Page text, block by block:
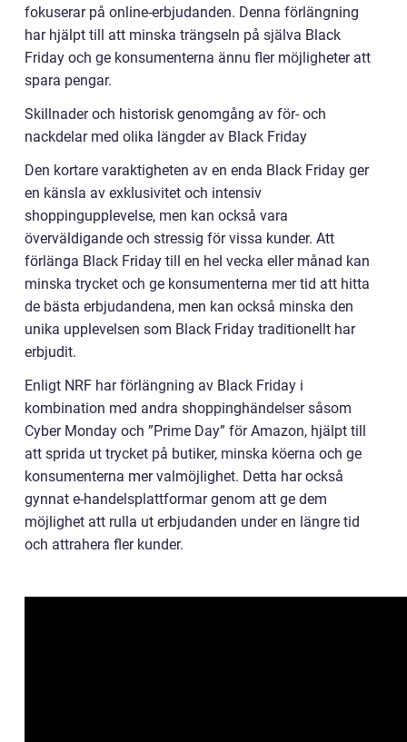
fokuserar på online-erbjudanden. Denna förlängning
har hjälpt till att minska trängseln på själva Black
Friday och ge konsumenterna ännu fler möjligheter att
spara pengar.
Skillnader och historisk genomgång av för- och
nackdelar med olika längder av Black Friday
Den kortare varaktigheten av en enda Black Friday ger
en känsla av exklusivitet och intensiv
shoppingupplevelse, men kan också vara
överväldigande och stressig för vissa kunder. Att
förlänga Black Friday till en hel vecka eller månad kan
minska trycket och ge konsumenterna mer tid att hitta
de bästa erbjudandena, men kan också minska den
unika upplevelsen som Black Friday traditionellt har
erbjudit.
Enligt NRF har förlängning av Black Friday i
kombination med andra shoppinghändelser såsom
Cyber Monday och ”Prime Day” för Amazon, hjälpt till
att sprida ut trycket på butiker, minska köerna och ge
konsumenterna mer valmöjlighet. Detta har också
gynnat e-handelsplattformar genom att ge dem
möjlighet att rulla ut erbjudanden under en längre tid
och attrahera fler kunder.